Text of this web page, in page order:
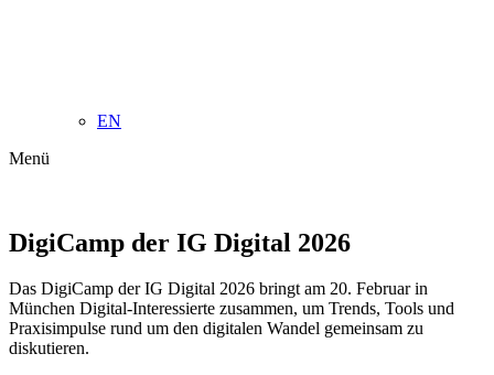
EN
Menü
DigiCamp der IG Digital 2026
Das DigiCamp der IG Digital 2026 bringt am 20. Februar in
München Digital-Interessierte zusammen, um Trends, Tools und
Praxisimpulse rund um den digitalen Wandel gemeinsam zu
diskutieren.